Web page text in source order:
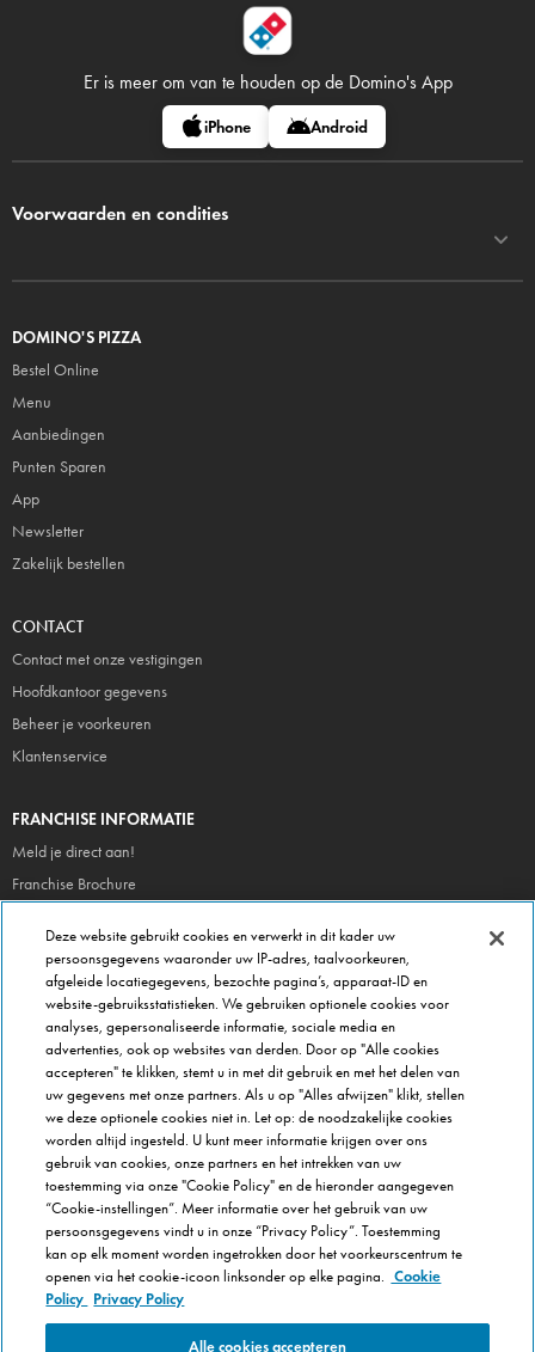
Er is meer om van te houden op de Domino's App
iPhone Android
Voorwaarden en condities
DOMINO'S PIZZA
Bestel Online
Menu
Aanbiedingen
Punten Sparen
App
Newsletter
Zakelijk bestellen
CONTACT
Contact met onze vestigingen
Hoofdkantoor gegevens
Beheer je voorkeuren
Klantenservice
FRANCHISE INFORMATIE
Meld je direct aan!
Franchise Brochure
OVER DOMINOS
Newsroom
Werken bij Domino's
Care Team (voor medewerkers)
Scam waarschuwing
Privacybeleid
Voorwaarden & Condities
Cookie Policy
Cookie-instellingen
Deze website gebruikt cookies en verwerkt in dit kader uw
persoonsgegevens waaronder uw IP-adres, taalvoorkeuren,
afgeleide locatiegegevens, bezochte pagina’s, apparaat-ID en
website-gebruiksstatistieken. We gebruiken optionele cookies voor
analyses, gepersonaliseerde informatie, sociale media en
advertenties, ook op websites van derden. Door op "Alle cookies
accepteren" te klikken, stemt u in met dit gebruik en met het delen van
uw gegevens met onze partners. Als u op "Alles afwijzen" klikt, stellen
we deze optionele cookies niet in. Let op: de noodzakelijke cookies
worden altijd ingesteld. U kunt meer informatie krijgen over ons
gebruik van cookies, onze partners en het intrekken van uw
toestemming via onze "Cookie Policy" en de hieronder aangegeven
“Cookie-instellingen”. Meer informatie over het gebruik van uw
persoonsgegevens vindt u in onze “Privacy Policy”. Toestemming
kan op elk moment worden ingetrokken door het voorkeurscentrum te
openen via het cookie-icoon linksonder op elke pagina. Cookie
Policy Privacy Policy
Alle cookies accepteren